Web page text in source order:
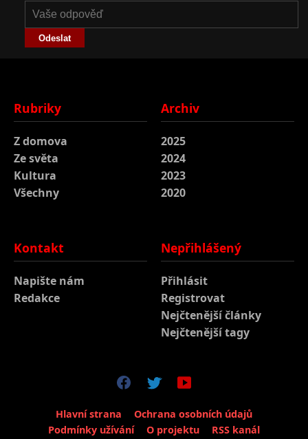
Odeslat
Rubriky
Z domova
Ze světa
Kultura
Všechny
Archiv
2025
2024
2023
2020
Kontakt
Napište nám
Redakce
Nepřihlášený
Přihlásit
Registrovat
Nejčtenější články
Nejčtenější tagy
Hlavní strana
Ochrana osobních údajů
Podmínky užívání
O projektu RSS kanál